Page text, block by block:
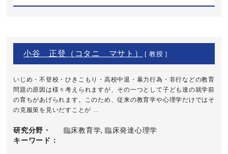
小谷 正登（コタニ マサト） [ 教授 ]
いじめ・不登校・ひきこもり・高校中退・暴力行為・非行などの教育
問題の原因は様々考えられますが、その一つとして子ども達の就学前
の育ちがあげられます。このため、従来の教育学や心理学だけではそ
の克服策を見いだすことが ...
研究分野・
キーワード
臨床教育学, 臨床発達心理学